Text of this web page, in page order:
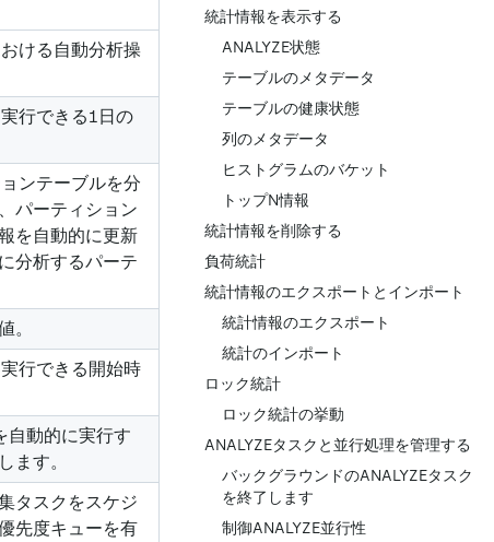
ける自動分析操
行できる1日の
ンテーブルを分
パーティション
を自動的に更新
分析するパーテ
。
行できる開始時
自動的に実行す
ます。
タスクをスケジ
先度キューを有
統計情報を表示する
ANALYZE状態
テーブルのメタデータ
テーブルの健康状態
列のメタデータ
ヒストグラムのバケット
トップN情報
統計情報を削除する
負荷統計
統計情報のエクスポートとインポート
統計情報のエクスポート
統計のインポート
ロック統計
ロック統計の挙動
ANALYZEタスクと並行処理を管理する
バックグラウンドのANALYZEタスク
を終了します
制御ANALYZE並行性